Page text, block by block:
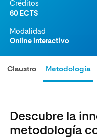
Créditos
60 ECTS
Modalidad
Online interactivo
Claustro Metodología
Descubre la
metodología